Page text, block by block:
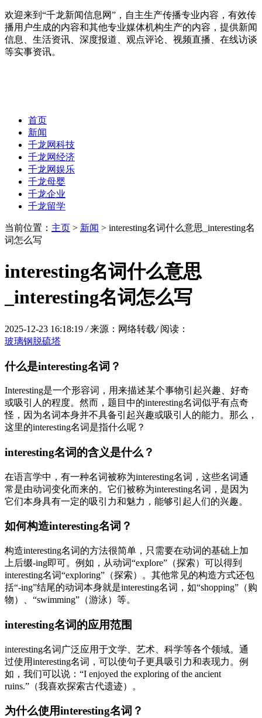
欢迎来到“千龙新闻信息网”，自主生产传播专业内容，有效传
播用户生成的内容和其他专业媒体机构生产的内容，提供新闻
信息、生活资讯、深度报道、观点评论、视频直播、在线访谈
等实事资讯。
首页
新闻
千龙网科技
千龙网经济
千龙网娱乐
千龙母婴
千龙企业
千龙留学
当前位置： 主页 > 新闻 > interesting名词什么意思_interesting名
词怎么写
interesting名词什么意思
_interesting名词怎么写
2025-12-23 16:18:19 / 来源：网络转载/ 阅读：
玻璃钢脱硫塔
什么是interesting名词？
Interesting是一个形容词，用来描述某个事物引起兴趣、好奇
或吸引人的程度。然而，题目中的interesting名词似乎有点奇
怪，因为名词本身并不具备引起兴趣或吸引人的能力。那么，
这里的interesting名词是指什么呢？
interesting名词的含义是什么？
在语言学中，有一种名词被称为interesting名词，这些名词通
常是由动词变化而来的。它们被称为interesting名词，是因为
它们本身具有一定的吸引力和魅力，能够引起人们的兴趣。
如何构造interesting名词？
构造interesting名词的方法很简单，只需要在动词的基础上加
上后缀-ing即可。例如，从动词“explore”（探索）可以得到
interesting名词“exploring”（探索）。其他常见的构造方式还包
括“-ing”结尾的动词本身就是interesting名词，如“shopping”（购
物）、“swimming”（游泳）等。
interesting名词的应用范围
interesting名词广泛应用于文学、艺术、科学等各个领域。通
过使用interesting名词，可以使句子更具吸引力和表现力。例
如，我们可以说：“I enjoyed the exploring of the ancient
ruins.”（我喜欢探索古代遗迹）。
为什么使用interesting名词？